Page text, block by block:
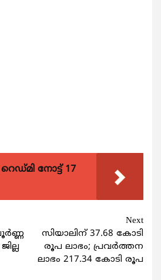
നോട്ട് 17
Next
സിയാലിന് 37.68 കോടി
രൂപ ലാഭം; പ്രവർത്തന
ലാഭം 217.34 കോടി രൂപ